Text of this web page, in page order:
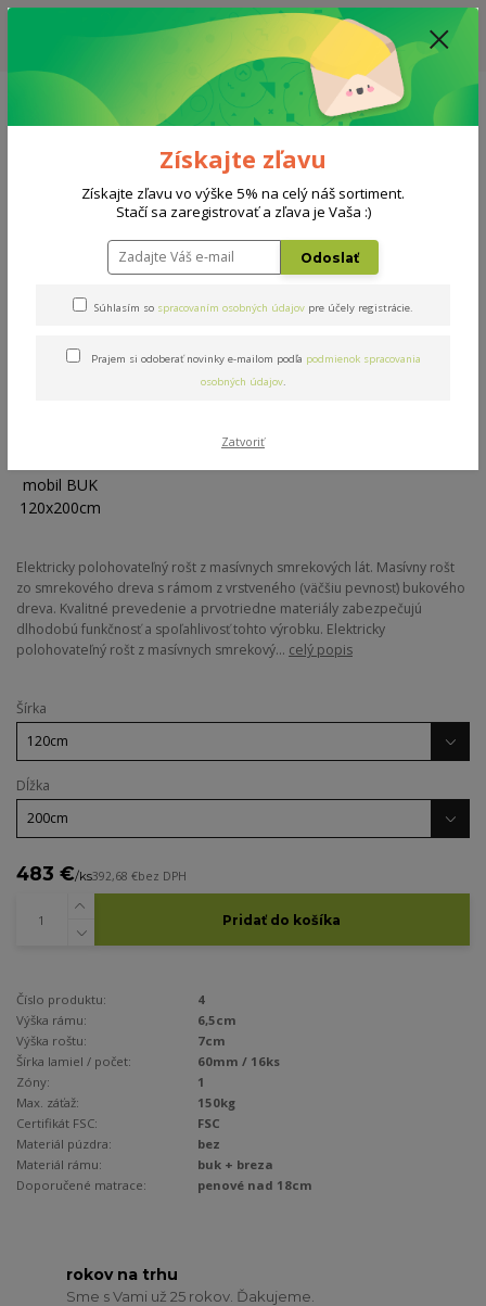
ZĽAVA: VŠETKY VYSTAVENÉ POSTELE ZA 400€ - CENA MATRACU A ROŠTU
PODĽA VÝBERU / DODACIA LEHOTA JE AKTUÁLNE 10-15 PRACOVNÝCH
Menu
0908 777 700 Po-So: 10-18 hod.
0
Masív mobil BUK 120x200cm
Masív mobil BUK 120x200cm
Elektricky polohovateľný rošt z masívnych smrekových lát. Masívny rošt
zo smrekového dreva s rámom z vrstveného (väčšiu pevnosť) bukového
dreva. Kvalitné prevedenie a prvotriedne materiály zabezpečujú
dlhodobú funkčnosť a spoľahlivosť tohto výrobku. Elektricky
polohovateľný rošt z masívnych smrekový... celý popis
Šírka
Dĺžka
483 €/ks392,68 €bez DPH
Pridať do košíka
Číslo produktu:
4
Výška rámu:
6,5cm
Výška roštu:
7cm
Šírka lamiel / počet:
60mm / 16ks
Zóny:
1
Max. záťaž:
150kg
Certifikát FSC:
FSC
Materiál púzdra:
bez
Materiál rámu:
buk + breza
Doporučené matrace:
penové nad 18cm
rokov na trhu
Sme s Vami už 25 rokov. Ďakujeme.
Získajte zľavu
Získajte zľavu vo výške 5% na celý náš sortiment.
Stačí sa zaregistrovať a zľava je Vaša :)
Odoslať
Súhlasím so spracovaním osobných údajov pre účely registrácie.
Prajem si odoberať novinky e-mailom podľa podmienok spracovania
osobných údajov.
Zatvoriť